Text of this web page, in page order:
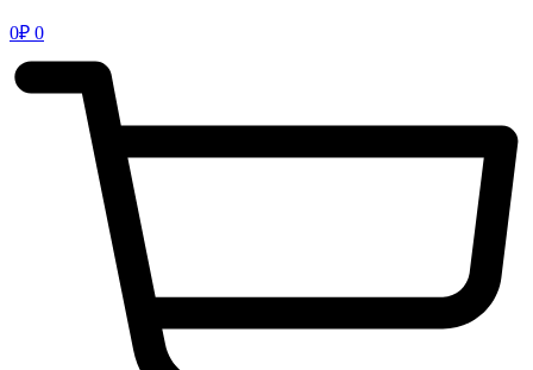
0₽ 0